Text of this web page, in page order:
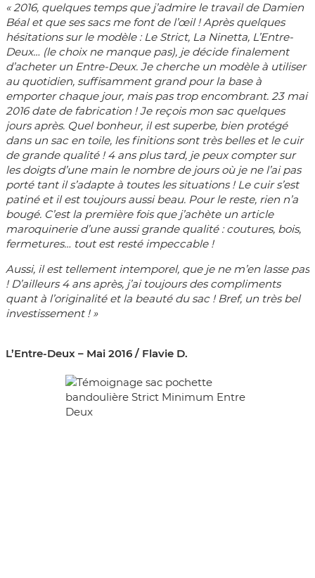
« 2016, quelques temps que j’admire le travail de Damien
Béal et que ses sacs me font de l’œil ! Après quelques
hésitations sur le modèle : Le Strict, La Ninetta, L’Entre-
Deux… (le choix ne manque pas), je décide finalement
d’acheter un Entre-Deux. Je cherche un modèle à utiliser
au quotidien, suffisamment grand pour la base à
emporter chaque jour, mais pas trop encombrant. 23 mai
2016 date de fabrication ! Je reçois mon sac quelques
jours après. Quel bonheur, il est superbe, bien protégé
dans un sac en toile, les finitions sont très belles et le cuir
de grande qualité ! 4 ans plus tard, je peux compter sur
les doigts d’une main le nombre de jours où je ne l’ai pas
porté tant il s’adapte à toutes les situations ! Le cuir s’est
patiné et il est toujours aussi beau. Pour le reste, rien n’a
bougé. C’est la première fois que j’achète un article
maroquinerie d’une aussi grande qualité : coutures, bois,
fermetures… tout est resté impeccable !
Aussi, il est tellement intemporel, que je ne m’en lasse pas
! D’ailleurs 4 ans après, j’ai toujours des compliments
quant à l’originalité et la beauté du sac ! Bref, un très bel
investissement ! »
L’Entre-Deux – Mai 2016 / Flavie D.